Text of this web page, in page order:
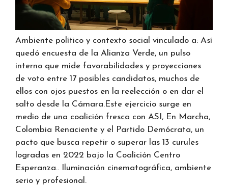
Ambiente político y contexto social vinculado a: Así
quedó encuesta de la Alianza Verde, un pulso
interno que mide favorabilidades y proyecciones
de voto entre 17 posibles candidatos, muchos de
ellos con ojos puestos en la reelección o en dar el
salto desde la Cámara.Este ejercicio surge en
medio de una coalición fresca con ASI, En Marcha,
Colombia Renaciente y el Partido Demócrata, un
pacto que busca repetir o superar las 13 curules
logradas en 2022 bajo la Coalición Centro
Esperanza.. Iluminación cinematográfica, ambiente
serio y profesional.